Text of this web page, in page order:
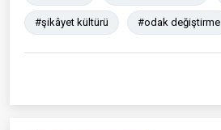
#şikâyet kültürü #odak değiştirme